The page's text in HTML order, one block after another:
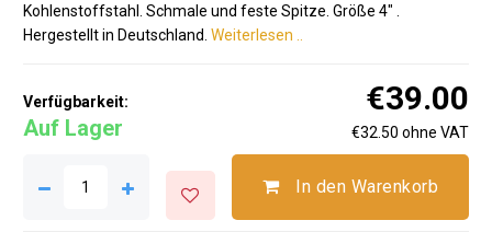
Kohlenstoffstahl. Schmale und feste Spitze. Größe 4" .
Hergestellt in Deutschland. Weiterlesen ..
Verfügbarkeit:
Auf Lager
€39.00
€32.50 ohne VAT
In den Warenkorb